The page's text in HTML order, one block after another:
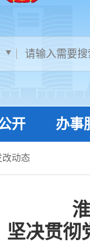
开 办事
改动态
坚决贯彻